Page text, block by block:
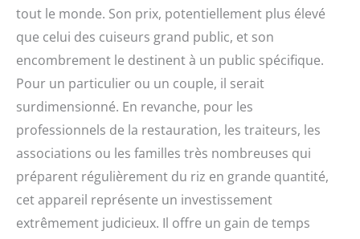
tout le monde. Son prix, potentiellement plus élevé
que celui des cuiseurs grand public, et son
encombrement le destinent à un public spécifique.
Pour un particulier ou un couple, il serait
surdimensionné. En revanche, pour les
professionnels de la restauration, les traiteurs, les
associations ou les familles très nombreuses qui
préparent régulièrement du riz en grande quantité,
cet appareil représente un investissement
extrêmement judicieux. Il offre un gain de temps